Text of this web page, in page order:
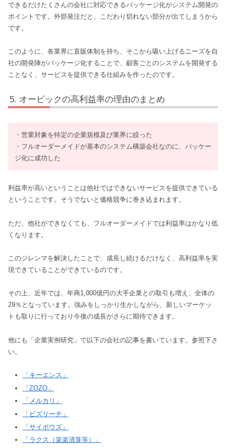
できるだけたくさんの会社に対応できるパッケージ化がシステム開発の
ポイントです。外部発注だと、こだわり切れない部分が出てしまうから
です。
このように、各業界に直販体制を持ち、そこから吸い上げるニーズを自
社の開発陣がパッケージ化することで、顧客ごとのシステムを開発する
ことなく、サービスを提供できる仕組みを作ったのです。
オービックの高利益率の理由のまとめ
・営業対象を特定の企業規模及び業界に絞った
・フルオーダーメイドが基本のシステム構築会社なのに、パッケー
ジ化に成功した
利益率が高いということは他社ではできないサービスを提供できている
ということです。そうでないと価格競争に巻き込まれます。
ただ、他社ができなくても、フルオーダーメイドでは利益率はかなり低
くなります。
このジレンマを解決したことで、成長し続けるだけなく、高利益率を実
現できていることができているのです。
その上、近年では、年商1,000億円の大手企業との取引も増え、全体の
29％となっています。強みをしっかり生かしながら、新しいマーケッ
トも取りに行っており今後の成長がさらに期待できます。
他にも「企業実例研究」で以下の会社の記事を書いています。参照下さ
い。
「キーエンス」
「ZOZO」
「メルカリ」
「ビズリーチ」
「サイボウズ」
「ラクス（楽楽清算等）」